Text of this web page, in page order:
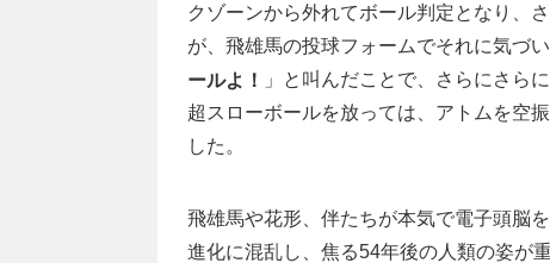
クゾーンから外れてボール判定となり、
が、飛雄馬の投球フォームでそれに気づ
ールよ！
」と叫んだことで、さらにさら
超スローボールを放っては、アトムを空
した。
飛雄馬や花形、伴たちが本気で電子頭脳
進化に混乱し、焦る54年後の人類の姿が